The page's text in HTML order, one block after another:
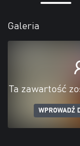
Galeria
Ta zawartość
WPROWADŹ